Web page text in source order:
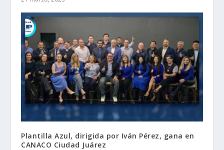
Plantilla Azul, dirigida por Iván Pérez, gana en
CANACO Ciudad Juárez